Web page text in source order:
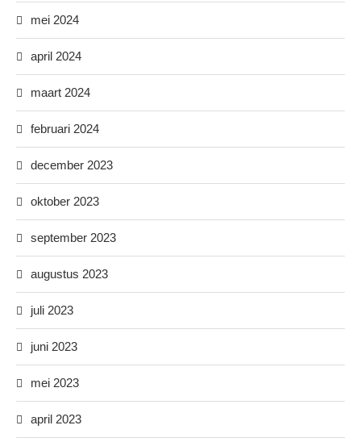
mei 2024
april 2024
maart 2024
februari 2024
december 2023
oktober 2023
september 2023
augustus 2023
juli 2023
juni 2023
mei 2023
april 2023